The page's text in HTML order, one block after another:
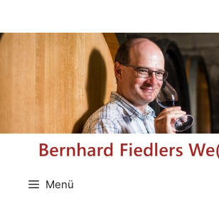
springen
Menü